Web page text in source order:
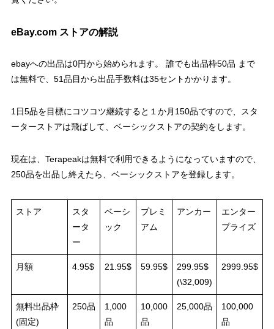
eBay.com ストアの解説
ebayへの出品は0円から始められます。 誰でも出品枠50品 まで
は無料で、51品目から出品手数料は35セントかかります。
1日5品を目標にコツコツ継続すると１か月150品ですので、スタ
ーターストアは飛ばして、ベーシックストアの契約をします。
現在は、Terapeakは無料で利用できるようになっていますので、
250品を出品し終えたら、ベーシックストアを登録します。
ストア
スタ
ータ
ー
ベーシ
ック
プレミ
アム
アンカー
エンター
プライズ
月額 4.95$ 21.95$ 59.95$
299.95$
(\32,009)
2999.95$
無料出品枠
(固定)
250品
1,000
品
10,000
品
25,000品
100,000
品